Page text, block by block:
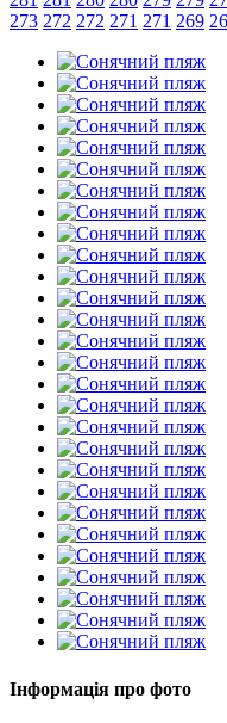
273 272 272 271 271 269
Інформація про фото